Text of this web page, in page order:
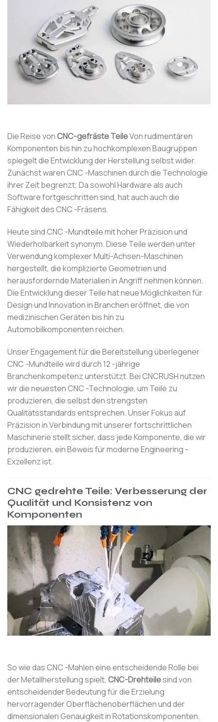
Die Reise vonCNC-gefräste TeileVon rudimentären
Komponenten bis hin zu hochkomplexen Baugruppen
spiegelt die Entwicklung der Herstellung selbst wider.
Zunächst waren CNC -Maschinen durch die Technologie
ihrer Zeit begrenzt; Da sowohl Hardware als auch
Software fortgeschritten sind, hat auch auch die
Fähigkeit des CNC -Fräsens.
Heute sind CNC -Mundteile mit hoher Präzision und
Wiederholbarkeit synonym. Diese Teile werden unter
Verwendung komplexer Multi-Achsen-Maschinen
hergestellt, die komplizierte Geometrien und
herausfordernde Materialien in Angriff nehmen können.
Die Entwicklung dieser Teile hat neue Möglichkeiten für
Design und Innovation in Branchen eröffnet, die von
medizinischen Geräten bis hin zu
Automobilkomponenten reichen.
Unser Engagement für die Bereitstellung überlegener
CNC -Mundteile wird durch 12 -jährige
Branchenkompetenz unterstützt. Bei CNCRUSH nutzen
wir die neuesten CNC -Technologie, um Teile zu
produzieren, die selbst den strengsten
Qualitätsstandards entsprechen. Unser Fokus auf
Präzision in Verbindung mit unserer fortschrittlichen
Maschinerie stellt sicher, dass jede Komponente, die wir
produzieren, ein Beweis für moderne Engineering -
Exzellenz ist.
CNC gedrehte Teile: Verbesserung der
Qualität und Konsistenz von
Komponenten
So wie das CNC -Mahlen eine entscheidende Rolle bei
der Metallherstellung spielt, CNC-Drehteilesind von
entscheidender Bedeutung für die Erzielung
hervorragender Oberflächenoberflächen und der
dimensionalen Genauigkeit in Rotationskomponenten.